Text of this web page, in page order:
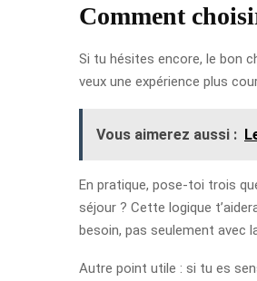
Comment
Si tu hésites encore, le bon
veux une expérience plus
Vous aimerez aussi :
En pratique, pose-toi trois
séjour ? Cette logique
besoin, pas seulement avec
Autre point utile : si tu es